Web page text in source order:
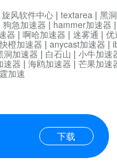
下载
旋风软件中心 | textarea | 黑
狗急加速器 | hammer加速器
器 | 啊哈加速器 | 迷雾通 | 优
快橙加速器 | anycast加速器 |
洞加速器 | 白石山 | 小牛加速
速器 | 海鸥加速器 | 芒果加速
加速